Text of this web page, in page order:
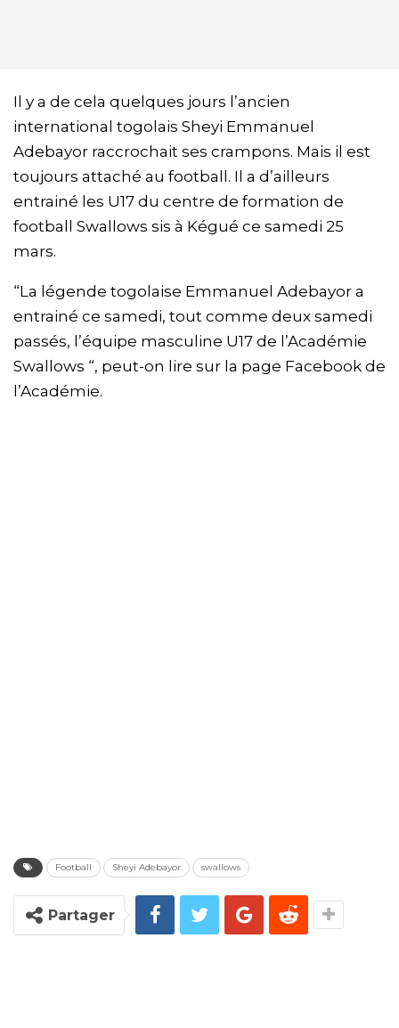
Il y a de cela quelques jours l’ancien
international togolais Sheyi Emmanuel
Adebayor raccrochait ses crampons. Mais il est
toujours attaché au football. Il a d’ailleurs
entrainé les U17 du centre de formation de
football Swallows sis à Kégué ce samedi 25
mars.
“La légende togolaise Emmanuel Adebayor a
entrainé ce samedi, tout comme deux samedi
passés, l’équipe masculine U17 de l’Académie
Swallows “, peut-on lire sur la page Facebook de
l’Académie.
Football Sheyi Adebayor swallows
Partager